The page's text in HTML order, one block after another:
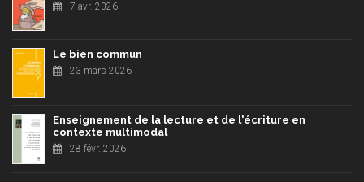
7 avr. 2026
Le bien commun
23 mars 2026
Enseignement de la lecture et de l'écriture en
contexte multimodal
28 févr. 2026